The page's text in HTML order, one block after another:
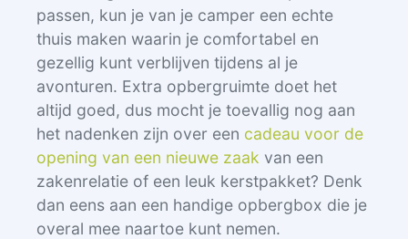
passen, kun je van je camper een echte
thuis maken waarin je comfortabel en
gezellig kunt verblijven tijdens al je
avonturen. Extra opbergruimte doet het
altijd goed, dus mocht je toevallig nog aan
het nadenken zijn over een cadeau voor de
opening van een nieuwe zaak van een
zakenrelatie of een leuk kerstpakket? Denk
dan eens aan een handige opbergbox die je
overal mee naartoe kunt nemen.